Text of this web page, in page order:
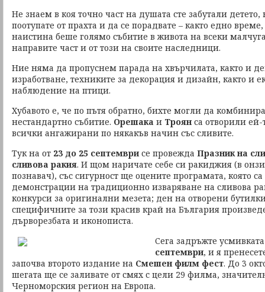
Не знаем в коя точно част на душата сте забутали
поотупате от прахта и да се порадвате – както едно
наистина беше голямо събитие в живота на всеки
направите част и от този на своите наследници.
Ние няма да пропуснем парада на хвърчилата, както и
изработване, техниките за декорация и дизайн, както и
наблюдение на птици.
Хубавото е, че по пътя обратно, бихте могли да
нестандартно събитие. Орешака и Троянса отворили ей-
всички ангажирани по някакъв начин със сливите.
Тук на от 23 до 25 септемврисе провежда Празник на
сливова ракия. И щом наричате себе си ракиджия (в
познавач), със сигурност ще оцените програмата, която
демонстрации на традиционно изваряване на сливова
конкурси за оригинални мезета; ден на отворени
специфичните за този красив край на България
дърворезбата и иконописта.
Сега задръжте
септември, и я
започва второто издание на Смешен филм фест. До 3
шегата ще се заливате от смях с цели 29 филма,
Черноморския регион на Европа.